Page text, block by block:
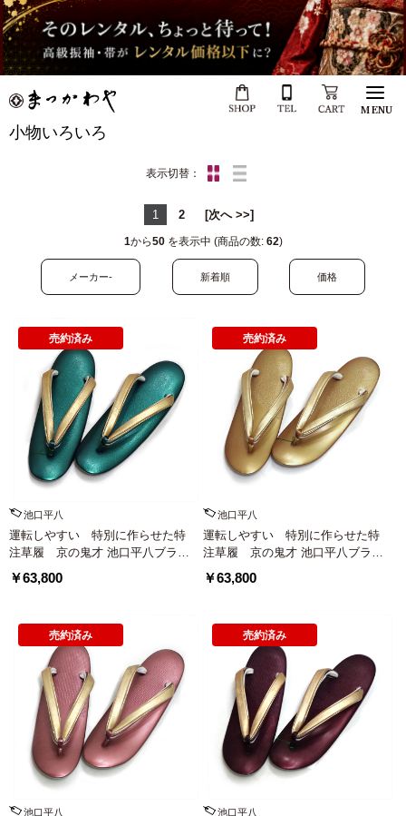
MENU
小物いろいろ
表示切替：
1 2 [次へ >>]
1から50を表示中 (商品の数: 62)
メーカー- 新着順 価格
池口平八
運転しやすい 特別に作らせた特
注草履 京の鬼才 池口平八ブラン
ド高級草履【エメラルドグリー
ン】
￥63,800
売約済み
池口平八
運転しやすい 特別に作らせた特
注草履 京の鬼才 池口平八ブラン
ド高級草履【パンプキン】
￥63,800
売約済み
池口平八
売約済み
池口平八
売約済み